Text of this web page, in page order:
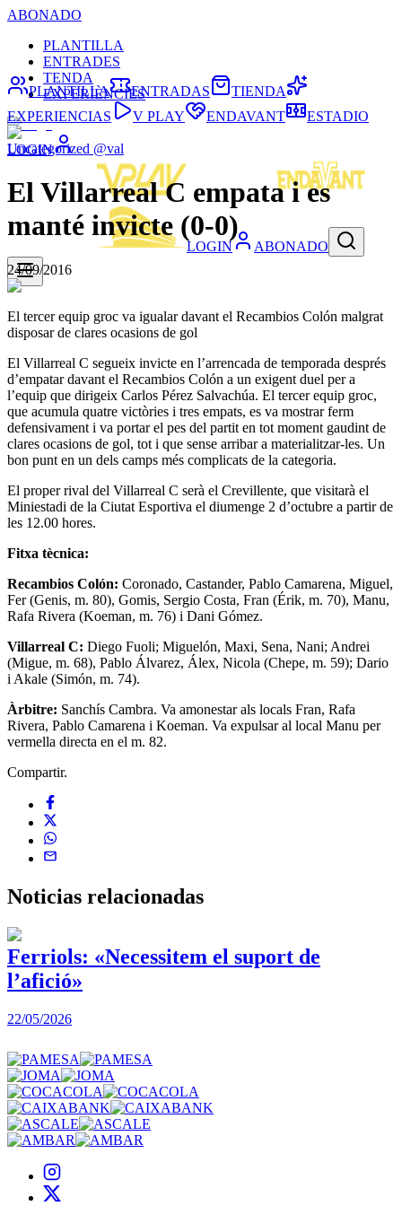
ABONADO
PLANTILLA
ENTRADES
TENDA
EXPERIÈNCIES
LOGIN
LOGIN ABONADO
PLANTILLA ENTRADAS
TIENDA
EXPERIENCIAS
V PLAY ENDAVANT ESTADIO
Uncategorized @val
El Villarreal C empata i es
manté invicte (0-0)
24/09/2016
El tercer equip groc va igualar davant el Recambios Colón malgrat
disposar de clares ocasions de gol
El Villarreal C segueix invicte en l’arrencada de temporada després
d’empatar davant el Recambios Colón a un exigent duel per a
l’equip que dirigeix ​​Carlos Pérez Salvachúa. El tercer equip groc,
que acumula quatre victòries i tres empats, es va mostrar ferm
defensivament i va portar el pes del partit en tot moment gaudint de
clares ocasions de gol, tot i que sense arribar a materialitzar-les. Un
bon punt en un dels camps més complicats de la categoria.
El proper rival del Villarreal C serà el Crevillente, que visitarà el
Miniestadi de la Ciutat Esportiva el diumenge 2 d’octubre a partir de
les 12.00 hores.
Fitxa tècnica:
Recambios Colón: Coronado, Castander, Pablo Camarena, Miguel,
Fer (Genis, m. 80), Gomis, Sergio Costa, Fran (Érik, m. 70), Manu,
Rafa Rivera (Koeman, m. 76) i Dani Gómez.
Villarreal C: Diego Fuoli; Miguelón, Maxi, Sena, Nani; Andrei
(Migue, m. 68), Pablo Álvarez, Álex, Nicola (Chepe, m. 59); Dario
i Akale (Simón, m. 74).
Àrbitre: Sanchís Cambra. Va amonestar als locals Fran, Rafa
Rivera, Pablo Camarena i Koeman. Va expulsar al local Manu per
vermella directa en el m. 82.
Compartir.
Noticias relacionadas
Ferriols: «Necessitem el suport de
l’afició»
22/05/2026